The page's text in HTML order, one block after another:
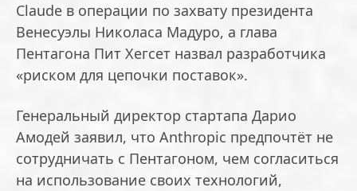
Claude в операции по захвату президента
Венесуэлы Николаса Мадуро, а глава
Пентагона Пит Хегсет назвал разработчика
«риском для цепочки поставок».
Генеральный директор стартапа Дарио
Амодей заявил, что Anthropic предпочтёт не
сотрудничать с Пентагоном, чем согласиться
на использование своих технологий,